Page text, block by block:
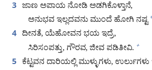
3 ಜಾಣ ಅಪಾಯ ನೋಡಿ ಅಡಗಿಕೊಳ್ತಾನೆ,
ಅನುಭವ ಇಲ್ಲದವನು ಮುಂದೆ ಹೋಗಿ ನಷ್ಟ
4 ದೀನತೆ, ಯೆಹೋವನ ಭಯ ಇದ್ರೆ,
ಸಿರಿಸಂಪತ್ತು, ಗೌರವ, ಜೀವ ಪಡಿತೀವಿ. +
5 ಕೆಟ್ಟವನ ದಾರಿಯಲ್ಲಿ ಮುಳ್ಳುಗಳು, ಉರ್ಲುಗಳು